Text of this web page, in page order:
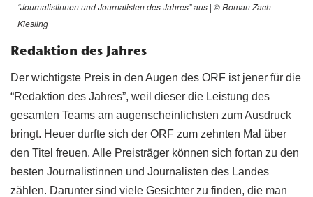
“Journalistinnen und Journalisten des Jahres” aus | © Roman Zach-
Kiesling
Redaktion des Jahres
Der wichtigste Preis in den Augen des ORF ist jener für die
“Redaktion des Jahres”, weil dieser die Leistung des
gesamten Teams am augenscheinlichsten zum Ausdruck
bringt. Heuer durfte sich der ORF zum zehnten Mal über
den Titel freuen. Alle Preisträger können sich fortan zu den
besten Journalistinnen und Journalisten des Landes
zählen. Darunter sind viele Gesichter zu finden, die man